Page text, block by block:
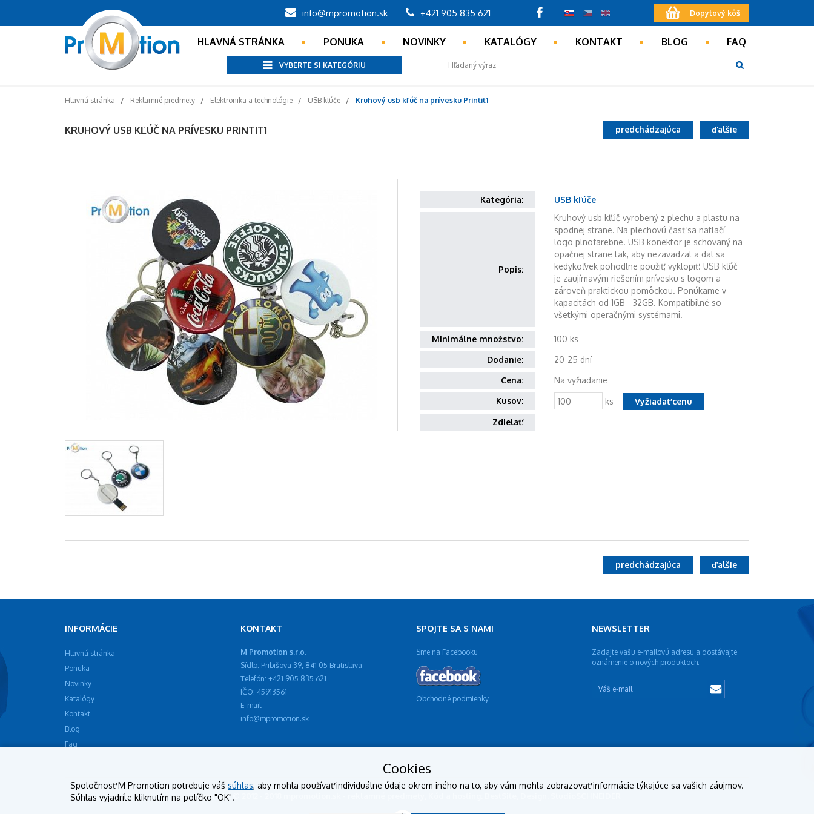
Dopytový kôš
info@mpromotion.sk +421 905 835 621
HLAVNÁ STRÁNKA PONUKA NOVINKY KATALÓGY KONTAKT BLOG FAQ
VYBERTE SI KATEGÓRIU
Hlavná stránka Reklamné predmety Elektronika a technológie USB kľúče Kruhový usb kľúč na prívesku Printit1
KRUHOVÝ USB KĽÚČ NA PRÍVESKU PRINTIT1 ďalšie
predchádzajúca
Kategória: USB kľúče
Popis:
Kruhový usb kľúč vyrobený z plechu a plastu na
spodnej strane. Na plechovú časť sa natlačí
logo plnofarebne. USB konektor je schovaný na
opačnej strane tak, aby nezavadzal a dal sa
kedykoľvek pohodlne použiť, vyklopiť. USB kľúč
je zaujímavým riešením prívesku s logom a
zároveň praktickou pomôckou. Ponúkame v
kapacitách od 1GB - 32GB. Kompatibilné so
všetkými operačnými systémami.
Minimálne množstvo:
100 ks
Dodanie:
20-25 dní
Cena:
Na vyžiadanie
Kusov:
ks
Zdielať:
ďalšie
predchádzajúca
INFORMÁCIE
Hlavná stránka
Ponuka
Novinky
Katalógy
Kontakt
Blog
Faq
KONTAKT
M Promotion s.r.o.
Sídlo: Pribišova 39, 841 05 Bratislava
Telefón: +421 905 835 621
IČO: 45913561
E-mail:
info@mpromotion.sk
SPOJTE SA S NAMI
Sme na Facebooku
Obchodné podmienky
NEWSLETTER
Zadajte vašu e-mailovú adresu a dostávajte
oznámenie o nových produktoch.
Copyright © 2012 - 2018 mpromotion.sk - reklamné predmety, Kód a hosting: BestSite, Design: StudioSCHNEIDER
Cookies
Spoločnosť M Promotion potrebuje váš súhlas, aby mohla používať individuálne údaje okrem iného na to, aby vám mohla zobrazovať informácie týkajúce sa vašich záujmov.
Súhlas vyjadríte kliknutím na políčko "OK".